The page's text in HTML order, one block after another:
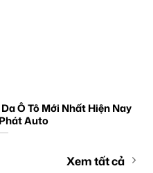
Ô Tô Mới Nhất Hiện Nay
Auto
Xem tất cả